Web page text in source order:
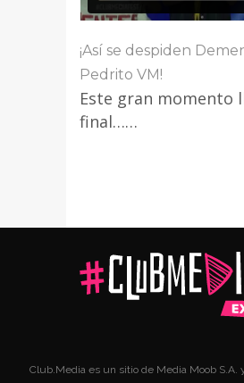
¡Así se despiden
Pedrito VM!
Este gran momento
final……
Club.Media es un sitio de Media Moob S.A.